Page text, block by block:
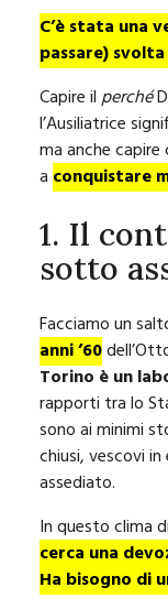
C’è stata una
passare)
Capire ilperché
l’Ausiliatrice
ma anche capire
a conquistare
1. Il
sotto
Facciamo un
anni ’60
Torino è un
rapporti tra lo
sono ai minimi
chiusi, vescovi in
assediato.
In questo clima
cerca una
Ha bisogno di